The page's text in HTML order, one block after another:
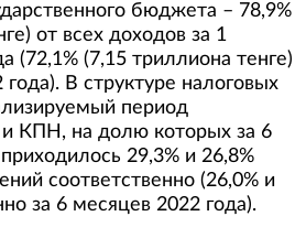
бюджета – 78,9%
от всех доходов за 1
(72,1% (7,15 триллиона тенге)
года). В структуре налоговых
период
КПН, на долю которых за 6
29,3% и 26,8%
соответственно (26,0% и
за 6 месяцев 2022 года).